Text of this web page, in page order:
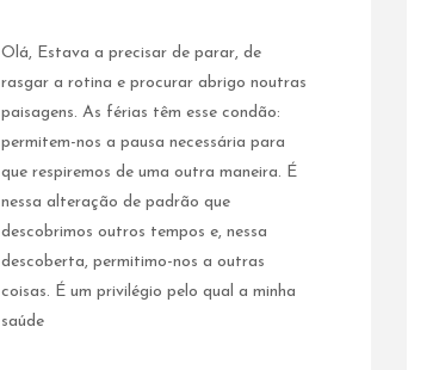
Olá, Estava a precisar de parar, de
rasgar a rotina e procurar abrigo noutras
paisagens. As férias têm esse condão:
permitem-nos a pausa necessária para
que respiremos de uma outra maneira. É
nessa alteração de padrão que
descobrimos outros tempos e, nessa
descoberta, permitimo-nos a outras
coisas. É um privilégio pelo qual a minha
saúde